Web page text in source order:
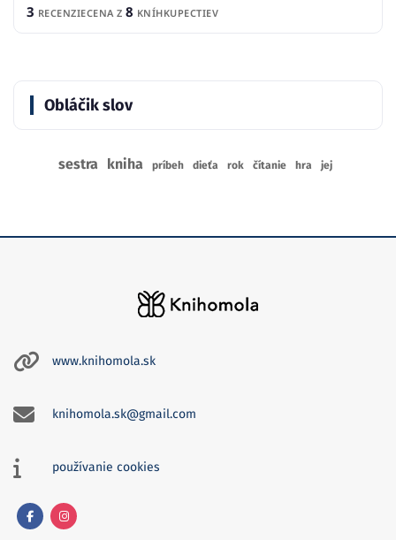
3 RECENZIECENA Z 8 KNÍHKUPECTIEV
Obláčik slov
sestra kniha príbeh dieťa rok čítanie hra jej
www.knihomola.sk
knihomola.sk@gmail.com
používanie cookies